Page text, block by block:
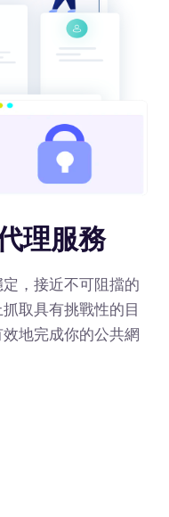
理服務
，接近不可阻擋的
取具有挑戰性的目
地完成你的公共網